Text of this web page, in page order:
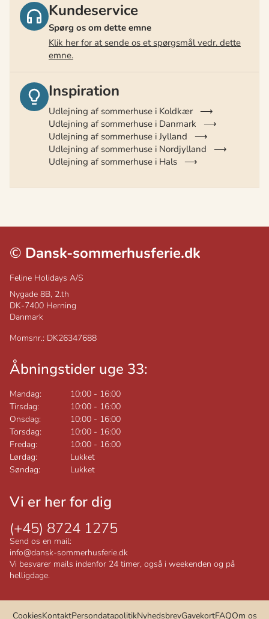
Kundeservice
Spørg os om dette emne
Klik her for at sende os et spørgsmål vedr. dette
emne.
Inspiration
Udlejning af sommerhuse i Koldkær
Udlejning af sommerhuse i Danmark
Udlejning af sommerhuse i Jylland
Udlejning af sommerhuse i Nordjylland
Udlejning af sommerhuse i Hals
© Dansk-sommerhusferie.dk
Feline Holidays A/S
Nygade 8B, 2.th
DK-7400 Herning
Danmark
Momsnr.: DK26347688
Åbningstider uge 33:
Mandag: 10:00 - 16:00
Tirsdag:
10:00 - 16:00
Onsdag:
10:00 - 16:00
Torsdag:
10:00 - 16:00
Fredag:
10:00 - 16:00
Lørdag:
Lukket
Søndag:
Lukket
Vi er her for dig
(+45) 8724 1275
Send os en mail:
info@dansk-sommerhusferie.dk
Vi besvarer mails indenfor 24 timer, også i weekenden og på
helligdage.
CookiesKontaktPersondatapolitikNyhedsbrevGavekortFAQOm os